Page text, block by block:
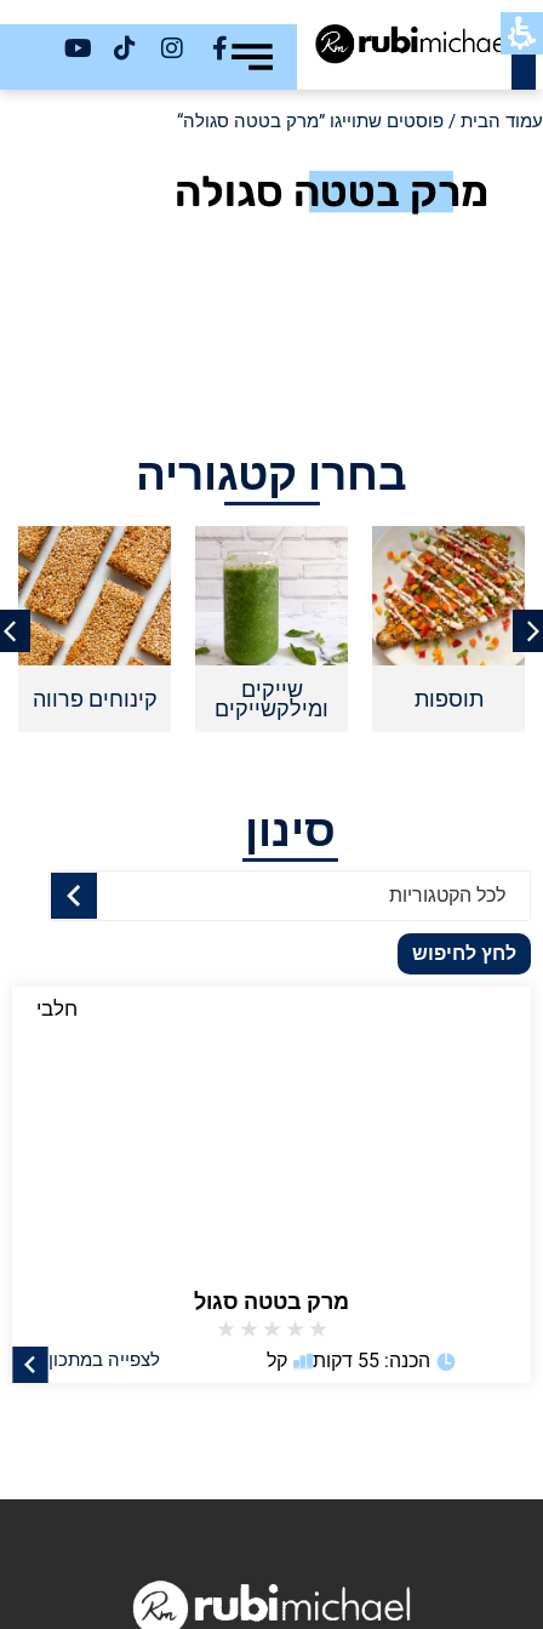
כשר
עמוד הבית / פוסטים שתוייגו ”מרק בטטה סגולה“
מרק בטטה סגולה
בחרו קטגוריה
תוספות שייקים
ומילקשייקים קינוחים פרווה
סינון
לכל הקטגוריות
לחץ לחיפוש
חלבי
מרק בטטה סגול
★
★
★
★
★
לצפייה במתכון הכנה: 55 דקות קל